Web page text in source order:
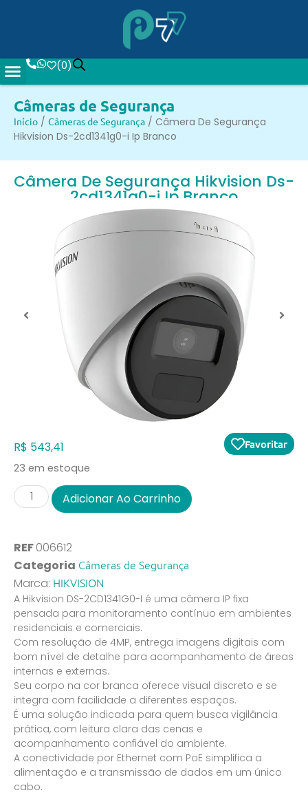
(0)
Câmeras de Segurança
Início / Câmeras de Segurança / Câmera De Segurança
Hikvision Ds-2cd1341g0-i Ip Branco
Câmera De Segurança Hikvision Ds-
2cd1341g0-i Ip Branco
R$ 543,41 Favoritar
A Hikvision DS-2CD1341G0-I é uma câmera IP fixa
pensada para monitoramento contínuo em ambientes
residenciais e comerciais.
Com resolução de 4MP, entrega imagens digitais com
bom nível de detalhe para acompanhamento de áreas
internas e externas.
Seu corpo na cor branca oferece visual discreto e se
integra com facilidade a diferentes espaços.
É uma solução indicada para quem busca vigilância
prática, com leitura clara das cenas e
acompanhamento confiável do ambiente.
A conectividade por Ethernet com PoE simplifica a
alimentação e a transmissão de dados em um único
cabo.
23 em estoque
Adicionar Ao Carrinho
REF006612
Categoria Câmeras de Segurança
Marca: HIKVISION